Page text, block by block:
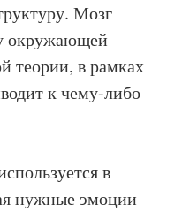
Мозг
окружающей
теории, в рамках
к чему-либо
в
нужные эмоции